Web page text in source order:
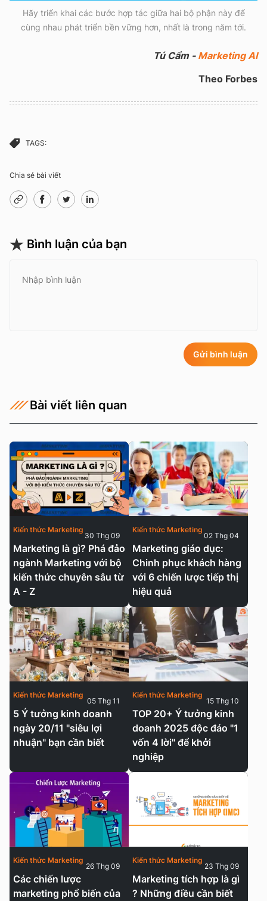
Hãy triển khai các bước hợp tác giữa hai bộ phận này để
cùng nhau phát triển bền vững hơn, nhất là trong năm tới.
Tú Cẩm - Marketing AI
Theo Forbes
TAGS:
Chia sẻ bài viết
Bình luận của bạn
Gửi bình luận
Bài viết liên quan
Marketing là gì? Phá đảo
ngành Marketing với bộ
kiến thức chuyên sâu từ
A - Z
Kiến thức Marketing
30 Thg 09
Marketing giáo dục:
Chinh phục khách hàng
với 6 chiến lược tiếp thị
hiệu quả
Kiến thức Marketing
02 Thg 04
5 Ý tưởng kinh doanh
ngày 20/11 "siêu lợi
nhuận" bạn cần biết
Kiến thức Marketing
05 Thg 11
TOP 20+ Ý tưởng kinh
doanh 2025 độc đáo "1
vốn 4 lời" để khởi
nghiệp
Kiến thức Marketing
15 Thg 10
Các chiến lược
marketing phổ biến của
Kiến thức Marketing
26 Thg 09
Marketing tích hợp là gì
? Những điều cần biết
Kiến thức Marketing
23 Thg 09